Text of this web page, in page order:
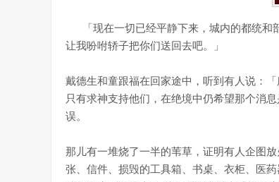
「现在一切已经平静下来，城内的都统和
让我吩咐轿子把你们送回去吧。」
戴德生和童跟福在回家途中，听到有人说：
只有求神支持他们，在绝境中仍希望那个消
误。
那儿有一堆烧了一半的苇草，证明有人企图
张、信件、损毁的工具箱、书桌、衣柜、医